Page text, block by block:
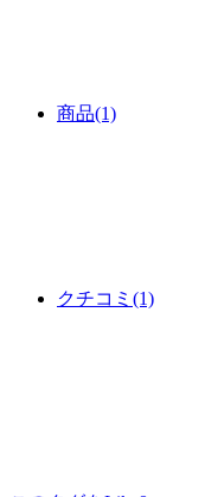
商品(1)
クチコミ (1)